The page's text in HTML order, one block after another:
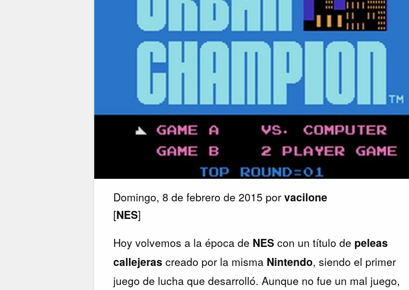
Domingo, 8 de febrero de 2015 porvacilone
[NES]
Hoy volvemos a la época de NES con un título de peleas
callejeras creado por la misma Nintendo, siendo el primer
juego de lucha que desarrolló. Aunque no fue un mal juego,